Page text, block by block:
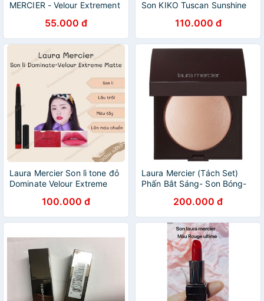
MERCIER - Velour Extrement
55.000 đ
Son KIKO Tuscan Sunshine
110.000 đ
Laura Mercier Son lì tone đỏ
Dominate Velour Extreme
100.000 đ
Laura Mercier (Tách Set)
Phấn Bắt Sáng- Son Bóng-
200.000 đ